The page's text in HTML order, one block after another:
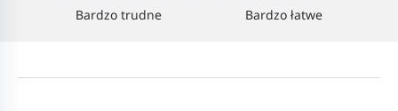
Bardzo trudne
Bardzo łatwe